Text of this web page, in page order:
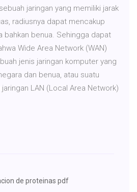
jaringan yang memiliki jarak
radiusnya dapat mencakup
bahkan benua. Sehingga dapat
Wide Area Network (WAN)
jenis jaringan komputer yang
dan benua, atau suatu
LAN (Local Area Network)
de proteinas pdf